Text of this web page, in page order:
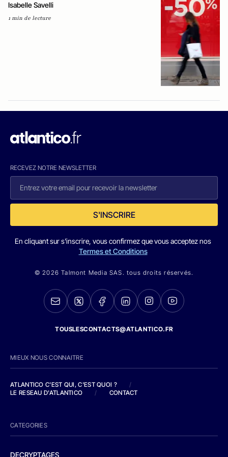
Isabelle Savelli
1 min de lecture
RECEVEZ NOTRE NEWSLETTER
S'INSCRIRE
En cliquant sur s'inscrire, vous confirmez que vous acceptez nos
Termes et Conditions
© 2026 Talmont Media SAS. tous droits réservés.
TOUSLESCONTACTS@ATLANTICO.FR
MIEUX NOUS CONNAITRE
ATLANTICO C'EST QUI, C'EST QUOI ?
/
LE RESEAU D'ATLANTICO
/ CONTACT
CATEGORIES
DECRYPTAGES